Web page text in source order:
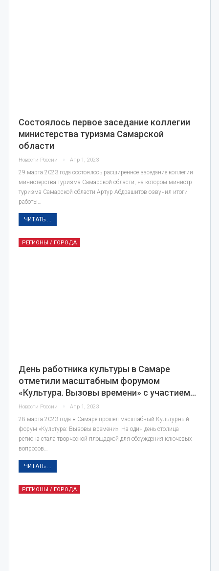
Состоялось первое заседание коллегии
министерства туризма Самарской
области
Новости России Апр 1, 2023
29 марта 2023 года состоялось расширенное заседание коллегии
министерства туризма Самарской области, на котором министр
туризма Самарской области Артур Абдрашитов озвучил итоги
работы…
ЧИТАТЬ ...
РЕГИОНЫ / ГОРОДА
День работника культуры в Самаре
отметили масштабным форумом
«Культура. Вызовы времени» с участием…
Новости России Апр 1, 2023
28 марта 2023 года в Самаре прошел масштабный Культурный
форум «Культура: Вызовы времени». На один день столица
региона стала творческой площадкой для обсуждения ключевых
вопросов…
ЧИТАТЬ ...
РЕГИОНЫ / ГОРОДА